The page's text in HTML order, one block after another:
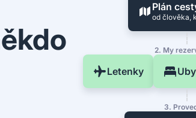
Plán
od člověka,
2. My
Letenky
3.